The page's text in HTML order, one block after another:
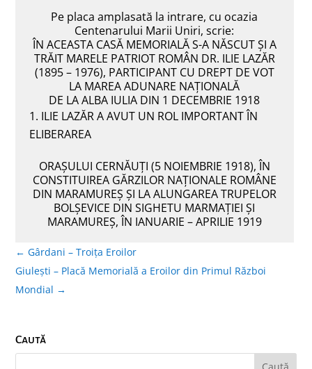
Pe placa amplasată la intrare, cu ocazia
Centenarului Marii Uniri, scrie:
ÎN ACEASTA CASĂ MEMORIALĂ S-A NĂSCUT ȘI A
TRĂIT MARELE PATRIOT ROMÂN DR. ILIE LAZĂR
(1895 – 1976), PARTICIPANT CU DREPT DE VOT
LA MAREA ADUNARE NAȚIONALĂ
DE LA ALBA IULIA DIN 1 DECEMBRIE 1918
ILIE LAZĂR A AVUT UN ROL IMPORTANT ÎN
ELIBERAREA
ORAȘULUI CERNĂUȚI (5 NOIEMBRIE 1918), ÎN
CONSTITUIREA GĂRZILOR NAȚIONALE ROMÂNE
DIN MARAMUREȘ ȘI LA ALUNGAREA TRUPELOR
BOLȘEVICE DIN SIGHETU MARMAȚIEI ȘI
MARAMUREȘ, ÎN IANUARIE – APRILIE 1919
← Gârdani – Troița Eroilor
Giulești – Placă Memorială a Eroilor din Primul Război
Mondial →
Caută